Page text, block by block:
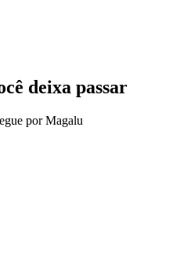
deixa passar
por Magalu